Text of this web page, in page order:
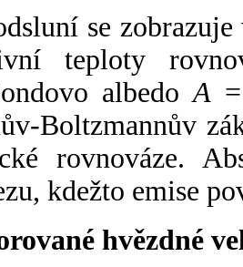
se
teploty
albedoA
Boltzmannův
rovnováze.
kdežto emise
hvězdné